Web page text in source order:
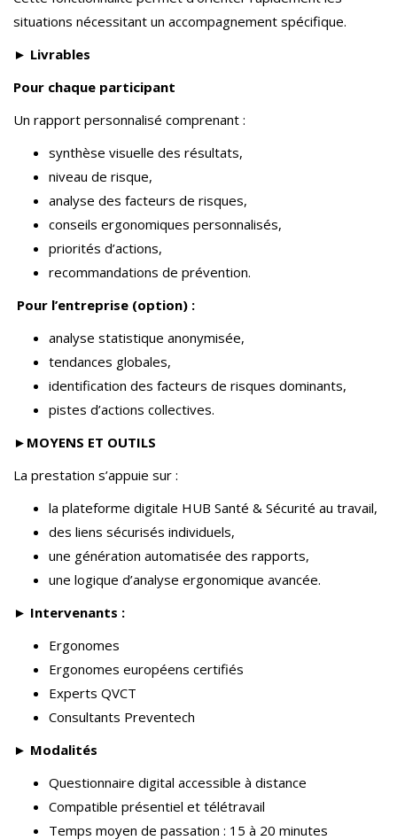
situations nécessitant un accompagnement spécifique.
► Livrables
Pour chaque participant
Un rapport personnalisé comprenant :
synthèse visuelle des résultats,
niveau de risque,
analyse des facteurs de risques,
conseils ergonomiques personnalisés,
priorités d’actions,
recommandations de prévention.
Pour l’entreprise (option) :
analyse statistique anonymisée,
tendances globales,
identification des facteurs de risques dominants,
pistes d’actions collectives.
► MOYENS ET OUTILS
La prestation s’appuie sur :
la plateforme digitale HUB Santé & Sécurité au travail,
des liens sécurisés individuels,
une génération automatisée des rapports,
une logique d’analyse ergonomique avancée.
► Intervenants :
Ergonomes
Ergonomes européens certifiés
Experts QVCT
Consultants Preventech
► Modalités
Questionnaire digital accessible à distance
Compatible présentiel et télétravail
Temps moyen de passation : 15 à 20 minutes